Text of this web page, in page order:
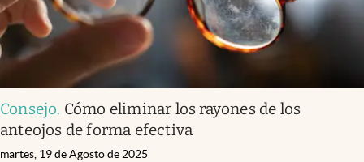
Consejo. Cómo eliminar los rayones de los
anteojos de forma efectiva
martes, 19 de Agosto de 2025